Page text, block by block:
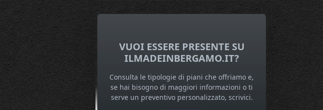
VUOI ESSERE PRESENTE SU
ILMADEINBERGAMO.IT?
Consulta le tipologie di piani che offriamo e,
se hai bisogno di maggiori informazioni o ti
serve un preventivo personalizzato, scrivici.